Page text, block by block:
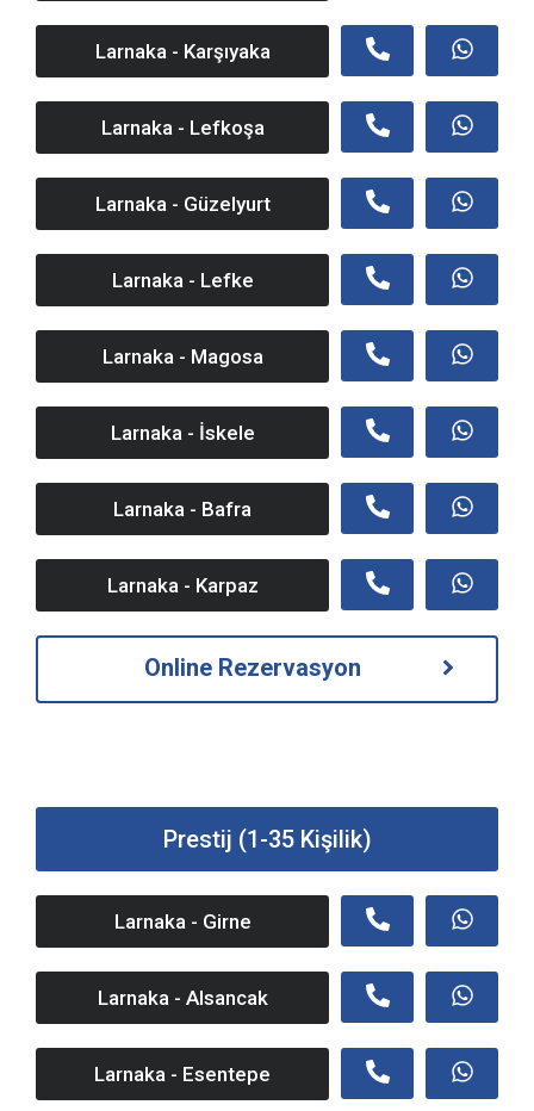
Larnaka - Karşıyaka
Larnaka - Lefkoşa
Larnaka - Güzelyurt
Larnaka - Lefke
Larnaka - Magosa
Larnaka - İskele
Larnaka - Bafra
Larnaka - Karpaz
Online Rezervasyon
Prestij (1-35 Kişilik)
Larnaka - Girne
Larnaka - Alsancak
Larnaka - Esentepe